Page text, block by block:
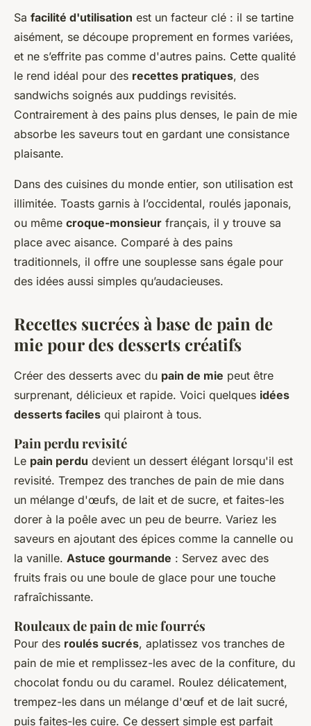
Sa facilité d'utilisation est un facteur clé : il se tartine
aisément, se découpe proprement en formes variées,
et ne s’effrite pas comme d'autres pains. Cette qualité
le rend idéal pour des recettes pratiques, des
sandwichs soignés aux puddings revisités.
Contrairement à des pains plus denses, le pain de mie
absorbe les saveurs tout en gardant une consistance
plaisante.
Dans des cuisines du monde entier, son utilisation est
illimitée. Toasts garnis à l’occidental, roulés japonais,
ou même croque-monsieur français, il y trouve sa
place avec aisance. Comparé à des pains
traditionnels, il offre une souplesse sans égale pour
des idées aussi simples qu’audacieuses.
Recettes sucrées à base de pain de
mie pour des desserts créatifs
Créer des desserts avec du pain de mie peut être
surprenant, délicieux et rapide. Voici quelques idées
desserts faciles qui plairont à tous.
Pain perdu revisité
Le pain perdu devient un dessert élégant lorsqu'il est
revisité. Trempez des tranches de pain de mie dans
un mélange d'œufs, de lait et de sucre, et faites-les
dorer à la poêle avec un peu de beurre. Variez les
saveurs en ajoutant des épices comme la cannelle ou
la vanille. Astuce gourmande : Servez avec des
fruits frais ou une boule de glace pour une touche
rafraîchissante.
Rouleaux de pain de mie fourrés
Pour des roulés sucrés, aplatissez vos tranches de
pain de mie et remplissez-les avec de la confiture, du
chocolat fondu ou du caramel. Roulez délicatement,
trempez-les dans un mélange d'œuf et de lait sucré,
puis faites-les cuire. Ce dessert simple est parfait